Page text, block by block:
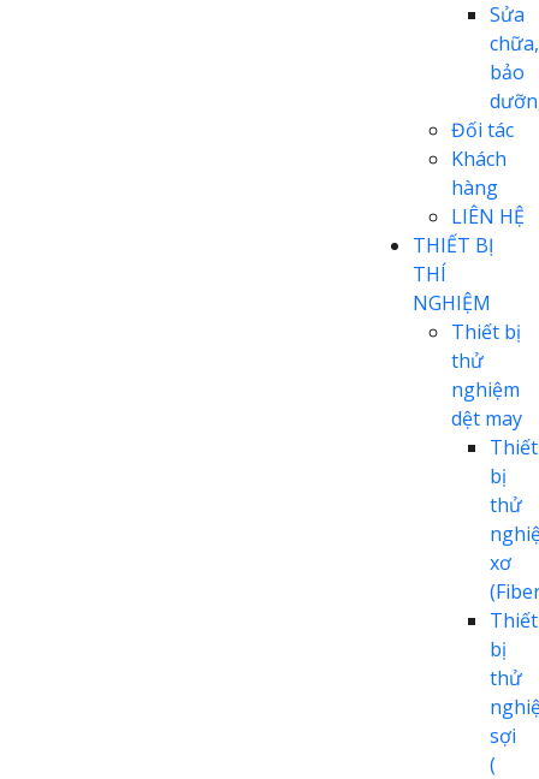
Sửa
chữa,
bảo
Đối tác
Khách
hàng
LIÊN HỆ
THIẾT BỊ
THÍ
NGHIỆM
Thiết bị
thử
nghiệm
dệt may
Thiết
bị
thử
xơ
Thiết
bị
thử
sợi
(